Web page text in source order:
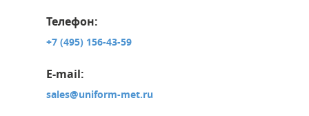
Телефон:
+7 (495) 156-43-59
E-mail:
sales@uniform-met.ru